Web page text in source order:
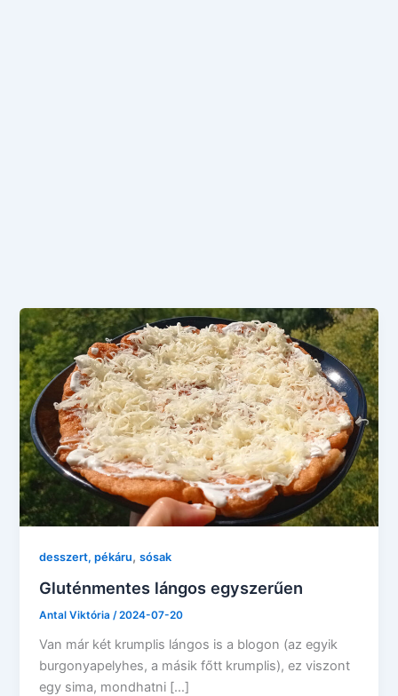
desszert, pékáru,sósak
Gluténmentes lángos egyszerűen
Antal Viktória /2024-07-20
Van már két krumplis lángos is a blogon (az egyik
burgonyapelyhes, a másik főtt krumplis), ez viszont
egy sima, mondhatni […]